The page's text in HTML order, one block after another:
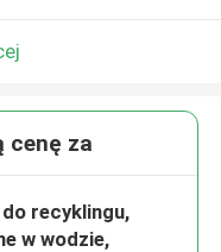
cenę za
recyklingu,
w wodzie,